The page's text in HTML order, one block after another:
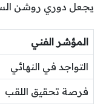
يجعل دوري روشن
المؤشر الفني
التواجد في النهائي
فرصة تحقيق اللقب